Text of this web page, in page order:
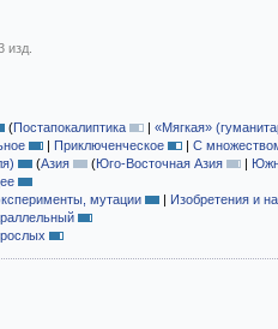
изд.
(Постапокалиптика | «Мягкая»
| Приключенческое | С
(Азия (Юго-Восточная Азия |
мутации | Изобретения и